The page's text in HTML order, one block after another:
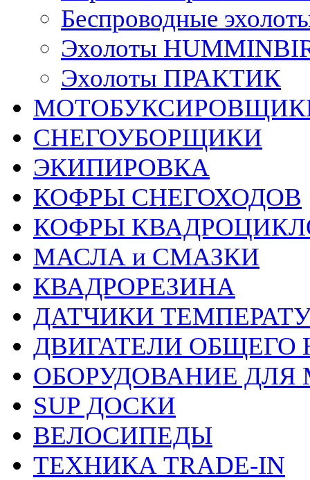
Беспроводные
Эхолоты
Эхолоты ПРАКТИК
СНЕГОУБОРЩИКИ
ЭКИПИРОВКА
КОФРЫ СНЕГОХОДОВ
КОФРЫ
МАСЛА и СМАЗКИ
КВАДРОРЕЗИНА
ДАТЧИКИ
ДВИГАТЕЛИ ОБЩЕГО
ОБОРУДОВАНИЕ
SUP ДОСКИ
ВЕЛОСИПЕДЫ
ТЕХНИКА TRADE-IN